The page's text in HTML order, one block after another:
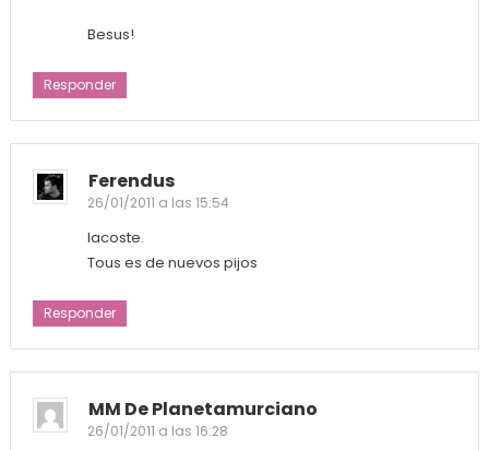
Besus!
Responder
Ferendus
26/01/2011 a las 15:54
lacoste.
Tous es de nuevos pijos
Responder
MM De Planetamurciano
26/01/2011 a las 16:28